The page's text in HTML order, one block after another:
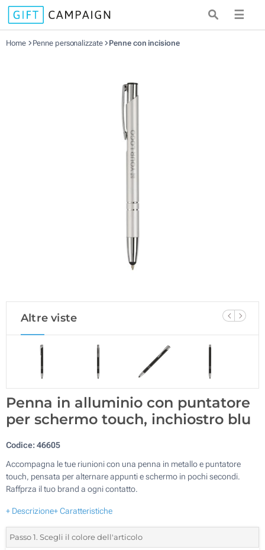
☰
Home Penne personalizzate Penne con incisione
Altre viste
Penna in alluminio con puntatore
per schermo touch, inchiostro blu
Codice:46605
Accompagna le tue riunioni con una penna in metallo e puntatore
touch, pensata per alternare appunti e schermo in pochi secondi.
Raffprza il tuo brand a ogni contatto.
+ Descrizione+ Caratteristiche
Passo 1. Scegli il colore dell'articolo